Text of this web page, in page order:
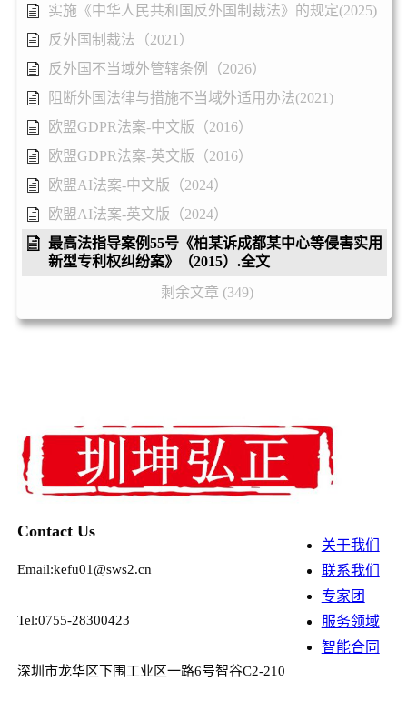
实施《中华人民共和国反外国制裁法》的规定(2025)
反外国制裁法（2021）
反外国不当域外管辖条例（2026）
阻断外国法律与措施不当域外适用办法(2021)
欧盟GDPR法案-中文版（2016）
欧盟GDPR法案-英文版（2016）
欧盟AI法案-中文版（2024）
欧盟AI法案-英文版（2024）
最高法指导案例55号《柏某诉成都某中心等侵害实用
新型专利权纠纷案》（2015）.全文
剩余文章 (349)
Contact Us
Email:kefu01@sws2.cn
Tel:0755-28300423
深圳市龙华区下围工业区一路6号智谷C2-210
关于我们
联系我们
专家团
服务领域
智能合同